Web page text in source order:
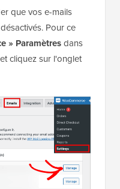
que vos e-mails
Pour ce
» Paramètresdans
cliquez sur l'onglet